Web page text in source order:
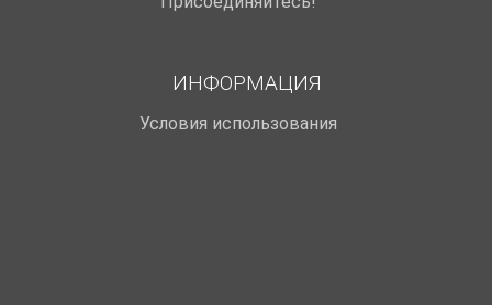
ИНФОРМАЦИЯ
Условия использования